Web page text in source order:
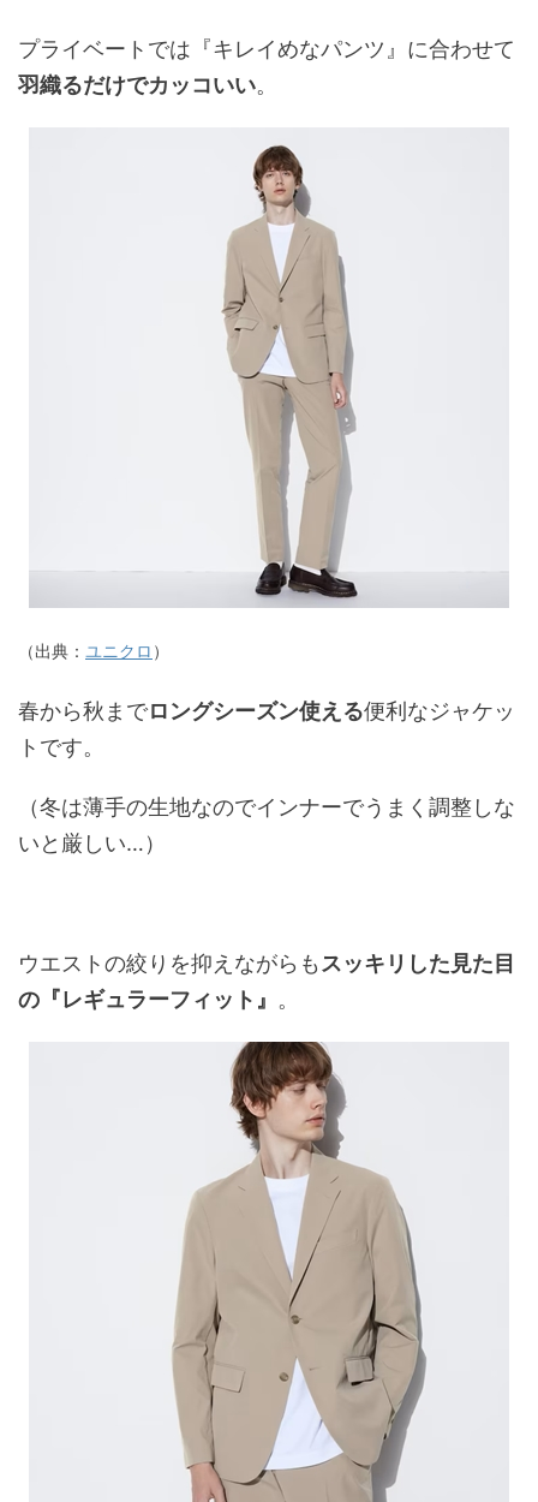
プライベートでは『キレイめなパンツ』に合わせて
羽織るだけでカッコいい。
（出典： ユニクロ ）
春から秋までロングシーズン使える便利なジャケッ
トです。
（冬は薄手の生地なのでインナーでうまく調整しな
いと厳しい…）
ウエストの絞りを抑えながらも スッキリした見た目
の『レギュラーフィット』 。